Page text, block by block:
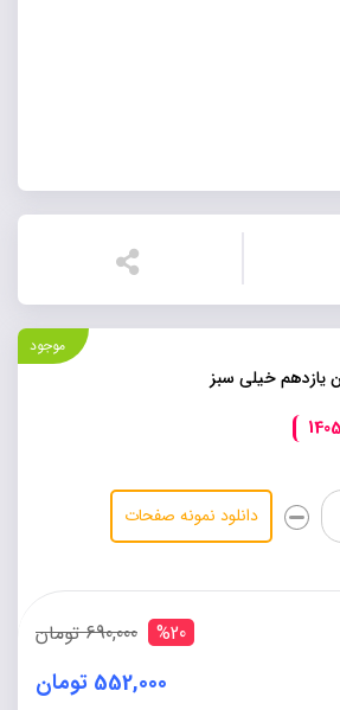
یازدهم خیلی سبز
موجود
دانلود نمونه صفحات
%20 690,000 تومان
552,000 تومان